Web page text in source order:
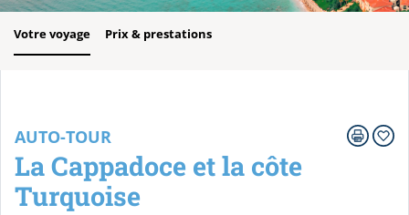
Votre voyage Prix & prestations
AUTO-TOUR
La Cappadoce et la côte
Turquoise